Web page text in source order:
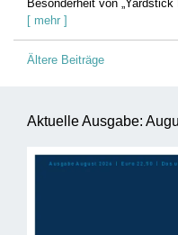
Besonderheit von
[ mehr ]
Beitragsnavigation
Ältere Beiträge
Aktuelle Ausgabe: